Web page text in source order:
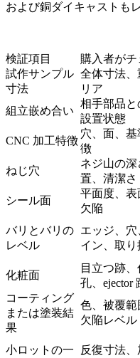
および銅ダイキャスト も
検証項目 購入者が
試作サンプル
寸法
全体寸法
リア
組立嵌め合い
相手部品
設置状態
CNC 加工特徴
穴、面、
徴
ねじ穴
ネジ山の
置、清潔さ
シール面
平面度、
欠陥
バリとバリの
レベル
エッジ、
イン、取
化粧面
目立つ跡
孔、ejector
コーティング
または塗装結
果
色、被覆
欠陥レベル
小ロットの一
反復寸法